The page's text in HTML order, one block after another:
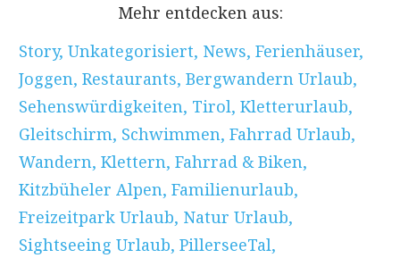
Mehr entdecken aus:
Story, Unkategorisiert, News, Ferienhäuser,
Joggen, Restaurants, Bergwandern Urlaub,
Sehenswürdigkeiten, Tirol, Kletterurlaub,
Gleitschirm, Schwimmen, Fahrrad Urlaub,
Wandern, Klettern, Fahrrad & Biken,
Kitzbüheler Alpen, Familienurlaub,
Freizeitpark Urlaub, Natur Urlaub,
Sightseeing Urlaub, PillerseeTal,